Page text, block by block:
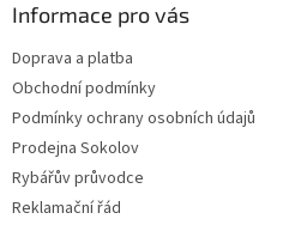
Informace pro vás
Doprava a platba
Obchodní podmínky
Podmínky ochrany osobních údajů
Prodejna Sokolov
Rybářův průvodce
Reklamační řád